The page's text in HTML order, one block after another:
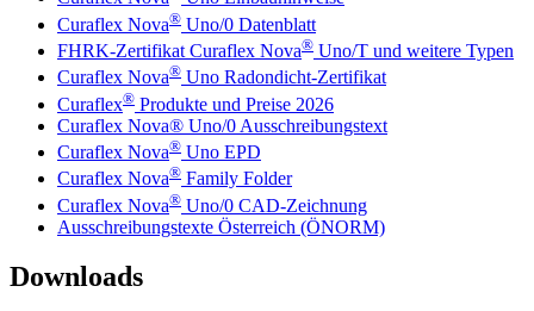
Curaflex Nova® Uno/0 Datenblatt
FHRK-Zertifikat Curaflex Nova® Uno/T und weitere Typen
Curaflex Nova® Uno Radondicht-Zertifikat
Curaflex® Produkte und Preise 2026
Curaflex Nova® Uno/0 Ausschreibungstext
Curaflex Nova® Uno EPD
Curaflex Nova® Family Folder
Curaflex Nova® Uno/0 CAD-Zeichnung
Ausschreibungstexte Österreich (ÖNORM)
Downloads